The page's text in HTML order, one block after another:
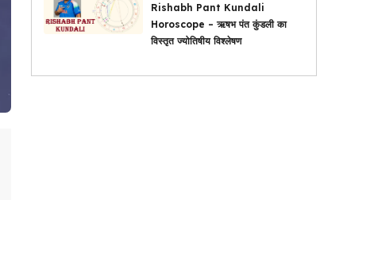
Rishabh Pant Kundali
Horoscope – ऋषभ पंत कुंडली का
विस्तृत ज्योतिषीय विश्लेषण